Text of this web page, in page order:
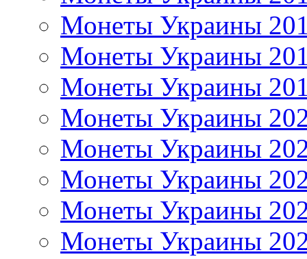
Монеты Украины
Монеты Украины
Монеты Украины
Монеты Украины
Монеты Украины
Монеты Украины
Монеты Украины
Монеты Украины